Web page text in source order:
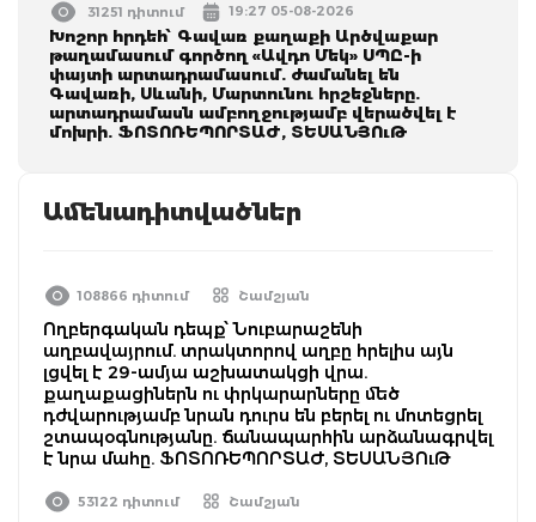
31251 դիտում 19:27 05-08-2026
Խոշոր հրդեհ՝ Գավառ քաղաքի Արծվաքար
թաղամասում գործող «Ավդո Մեկ» ՍՊԸ-ի
փայտի արտադրամասում. ժամանել են
Գավառի, Սևանի, Մարտունու հրշեջները.
արտադրամասն ամբողջությամբ վերածվել է
մոխրի. ՖՈՏՈՌԵՊՈՐՏԱԺ, ՏԵՍԱՆՅՈւԹ
Ամենադիտվածներ
108866 դիտում Շամշյան
Ողբերգական դեպք՝ Նուբարաշենի
աղբավայրում. տրակտորով աղբը հրելիս այն
լցվել է 29-ամյա աշխատակցի վրա.
քաղաքացիներն ու փրկարարները մեծ
դժվարությամբ նրան դուրս են բերել ու մոտեցրել
շտապօգնությանը. ճանապարհին արձանագրվել
է նրա մահը. ՖՈՏՈՌԵՊՈՐՏԱԺ, ՏԵՍԱՆՅՈւԹ
53122 դիտում Շամշյան